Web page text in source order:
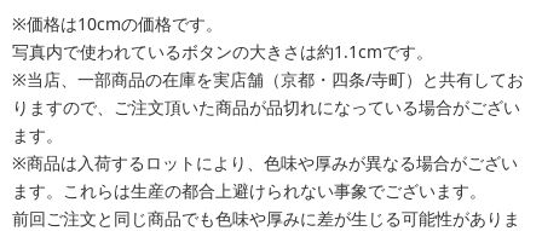
※価格は10cmの価格です。
写真内で使われているボタンの大きさは約1.1cmです。
※当店、一部商品の在庫を実店舗（京都・四条/寺町）と共有してお
りますので、ご注文頂いた商品が品切れになっている場合がござい
ます。
※商品は入荷するロットにより、色味や厚みが異なる場合がござい
ます。これらは生産の都合上避けられない事象でございます。
前回ご注文と同じ商品でも色味や厚みに差が生じる可能性がありま